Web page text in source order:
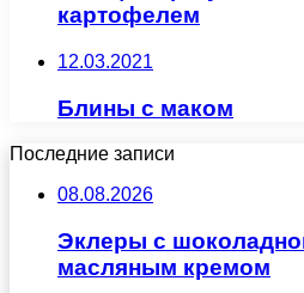
картофелем
12.03.2021
Блины с маком
Последние записи
08.08.2026
Эклеры с
масляным кремом